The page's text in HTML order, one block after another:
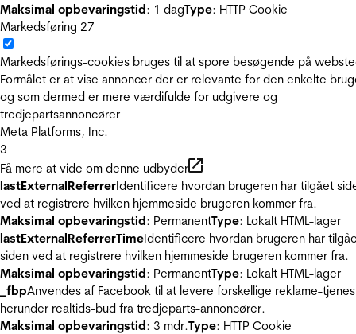
Maksimal opbevaringstid: 1 dagType: HTTP Cookie
Markedsføring 27
Markedsførings-cookies bruges til at spore besøgende på
Formålet er at vise annoncer der er relevante for den enkelte
og som dermed er mere værdifulde for udgivere og
tredjepartsannoncører
Meta Platforms, Inc.
3
Få mere at vide om denne udbyder
lastExternalReferrerIdentificere hvordan brugeren har tilgået
ved at registrere hvilken hjemmeside brugeren kommer fra.
Maksimal opbevaringstid: PermanentType: Lokalt HTML-lager
lastExternalReferrerTimeIdentificere hvordan brugeren har
siden ved at registrere hvilken hjemmeside brugeren kommer fra.
Maksimal opbevaringstid: PermanentType: Lokalt HTML-lager
_fbpAnvendes af Facebook til at levere forskellige reklame-
herunder realtids-bud fra tredjeparts-annoncører.
Maksimal opbevaringstid: 3 mdr.Type: HTTP Cookie